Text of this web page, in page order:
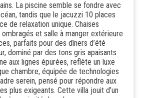
La piscine semble se fondre avec
tandis que le jacuzzi 10 places
de relaxation unique. Chaises
et salle à manger extérieure
parfaits pour des dîners d’été
dominé par des tons gris apaisants
aux lignes épurées, reflète un luxe
chambre, équipée de technologies
serein, pensé pour répondre aux
plus exigeants. Cette villa jouit d’un